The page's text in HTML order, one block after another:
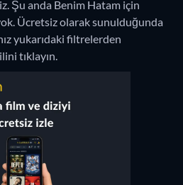
Şu anda Benim Hatam için
Ücretsiz olarak sunulduğunda
yukarıdaki filtrelerden
tıklayın.